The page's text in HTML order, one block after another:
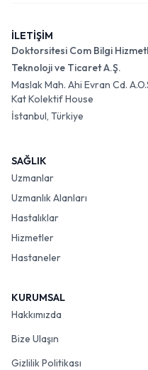
İLETİŞİM
Doktorsitesi Com Bilgi
Teknoloji ve Ticaret A.Ş.
Maslak Mah. Ahi Evran Cd.
Kat Kolektif House
İstanbul, Türkiye
SAĞLIK
Uzmanlar
Uzmanlık Alanları
Hastalıklar
Hizmetler
Hastaneler
KURUMSAL
Hakkımızda
Bize Ulaşın
Gizlilik Politikası